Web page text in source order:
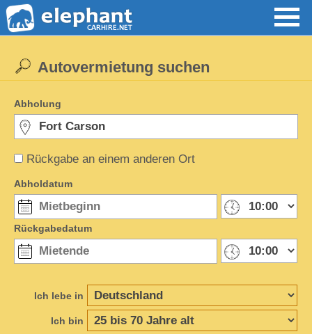
Rückgabe an einem anderen Ort
Autovermietung suchen
Abholung
Abholdatum
Rückgabedatum
Ich lebe in
Ich bin